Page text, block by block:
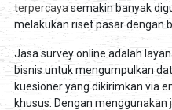
terpercaya semakin banyak
melakukan riset pasar dengan
Jasa survey online adalah
bisnis untuk mengumpulkan
kuesioner yang dikirimkan via
khusus. Dengan menggunakan